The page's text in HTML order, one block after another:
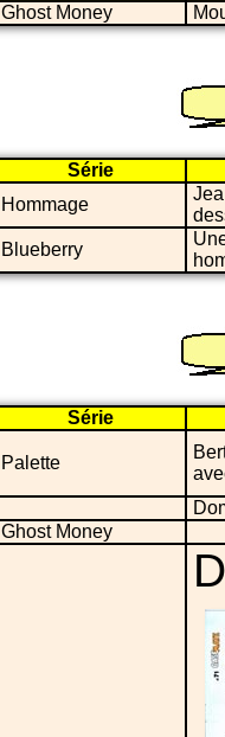
Ghost Money
Série
Hommage
Blueberry
Série
Palette
Ghost Money